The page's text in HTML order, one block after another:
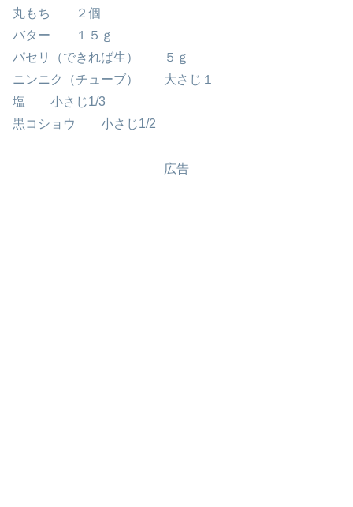
丸もち ２個
バター １５ｇ
パセリ（できれば生） ５ｇ
ニンニク（チューブ） 大さじ１
塩 小さじ1/3
黒コショウ 小さじ1/2
広告